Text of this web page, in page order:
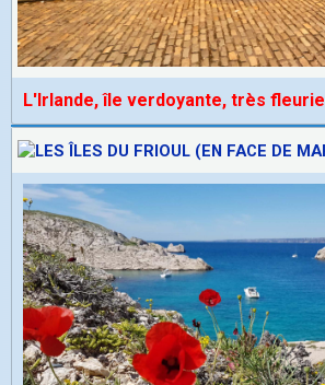
L'Irlande, île verdoyante, très fleurie